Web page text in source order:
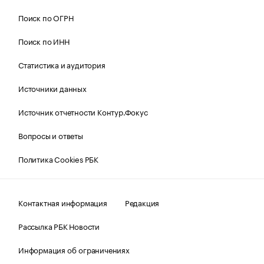
Поиск по ОГРН
Поиск по ИНН
Статистика и аудитория
Источники данных
Источник отчетности Контур.Фокус
Вопросы и ответы
Политика Cookies РБК
Контактная информация
Редакция
Рассылка РБК Новости
Информация об ограничениях